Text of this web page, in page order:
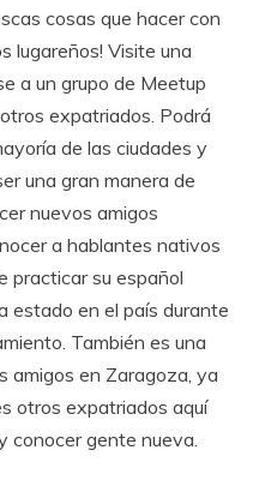
cosas que hacer con
lugareños! Visite una
a un grupo de Meetup
expatriados. Podrá
de las ciudades y
una gran manera de
nuevos amigos
a hablantes nativos
practicar su español
estado en el país durante
También es una
amigos en Zaragoza, ya
otros expatriados aquí
conocer gente nueva.